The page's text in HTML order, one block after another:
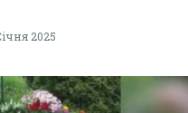
2025